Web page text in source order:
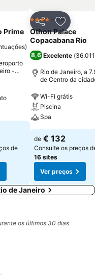
aos favoritos
Prime
)
-
de
Partilhar
4 EstrelasHotel
Othon Palace
Copacabana Rio
8,6 Excelente (
Rio de Janeiro, a
de Centro da
Wi-Fi grátis
Piscina
Spa
de € 132
Consulte os preços
16 sites
Ver preços
de Janeiro
os últimos 30 dias